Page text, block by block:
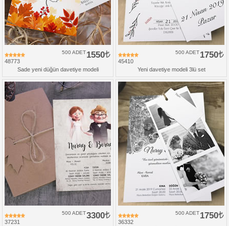
48773
1550
500 ADET
Sade yeni düğün davetiye modeli
45410
1750
500 ADET
Yeni davetiye modeli 3lü set
37231
3300
500 ADET
36332
1750
500 ADET